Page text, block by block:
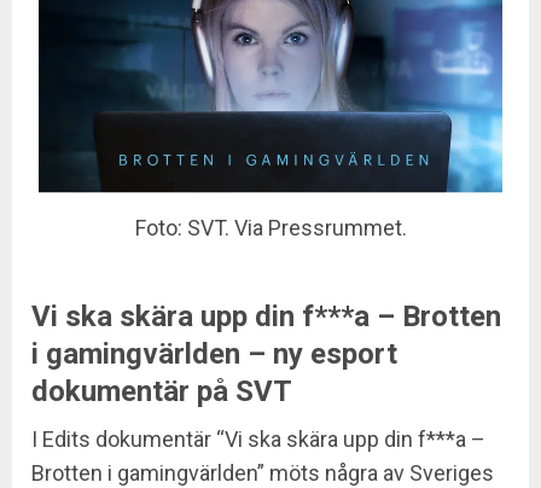
Foto: SVT. Via Pressrummet.
Vi ska skära upp din f***a – Brotten
i gamingvärlden – ny esport
dokumentär på SVT
I Edits dokumentär “Vi ska skära upp din f***a –
Brotten i gamingvärlden” möts några av Sveriges